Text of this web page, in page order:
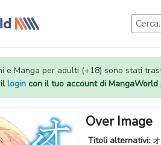
e Manga per adulti (+18) sono stati
logincon il tuo account di MangaWorld
Over Image
Titoli alternativi: